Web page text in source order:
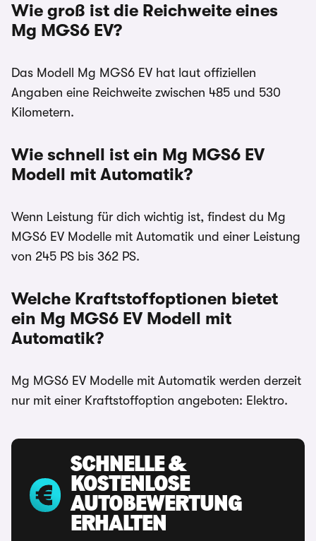
Wie groß ist die Reichweite eines
Mg MGS6 EV?
Das Modell Mg MGS6 EV hat laut offiziellen
Angaben eine Reichweite zwischen 485 und 530
Kilometern.
Wie schnell ist ein Mg MGS6 EV
Modell mit Automatik?
Wenn Leistung für dich wichtig ist, findest du Mg
MGS6 EV Modelle mit Automatik und einer Leistung
von 245 PS bis 362 PS.
Welche Kraftstoffoptionen bietet
ein Mg MGS6 EV Modell mit
Automatik?
Mg MGS6 EV Modelle mit Automatik werden derzeit
nur mit einer Kraftstoffoption angeboten: Elektro.
SCHNELLE &
KOSTENLOSE
AUTOBEWERTUNG
ERHALTEN